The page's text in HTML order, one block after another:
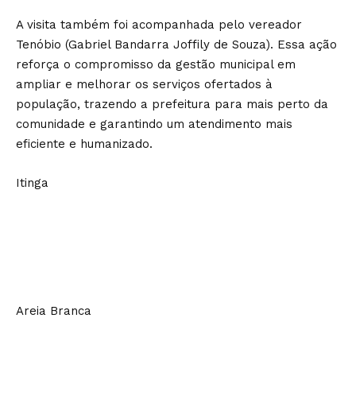
A visita também foi acompanhada pelo vereador
Tenóbio (Gabriel Bandarra Joffily de Souza). Essa ação
reforça o compromisso da gestão municipal em
ampliar e melhorar os serviços ofertados à
população, trazendo a prefeitura para mais perto da
comunidade e garantindo um atendimento mais
eficiente e humanizado.
Itinga
Areia Branca